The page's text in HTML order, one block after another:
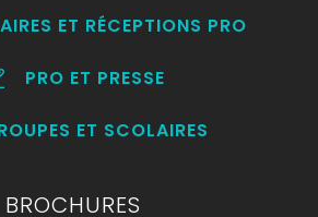
ET RÉCEPTIONS PRO
PRO ET PRESSE
ET SCOLAIRES
BROCHURES